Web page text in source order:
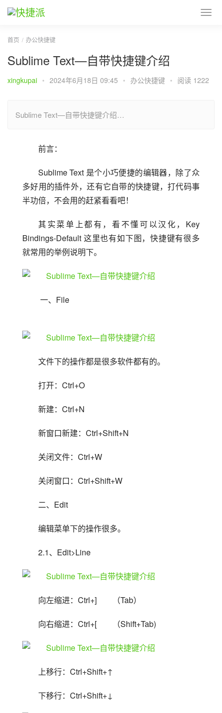
首页 办公快捷键
Sublime Text—自带快捷键介绍
xingkupai • 2024年6月18日 09:45 • 办公快捷键 • 阅读 1222
Sublime Text—自带快捷键介绍…
前言：
Sublime Text 是个小巧便捷的编辑器，除了众
多好用的插件外，还有它自带的快捷键，打代码事
半功倍，不会用的赶紧看看吧！
其实菜单上都有，看不懂可以汉化，Key
Bindings-Default 这里也有如下图，快捷键有很多
就常用的举例说明下。
一、File
文件下的操作都是很多软件都有的。
打开：Ctrl+O
新建：Ctrl+N
新窗口新建：Ctrl+Shift+N
关闭文件：Ctrl+W
关闭窗口：Ctrl+Shift+W
二、Edit
编辑菜单下的操作很多。
2.1、Edit>Line
向左缩进：Ctrl+]　　（Tab）
向右缩进：Ctrl+[　　（Shift+Tab)
上移行：Ctrl+Shift+↑
下移行：Ctrl+Shift+↓